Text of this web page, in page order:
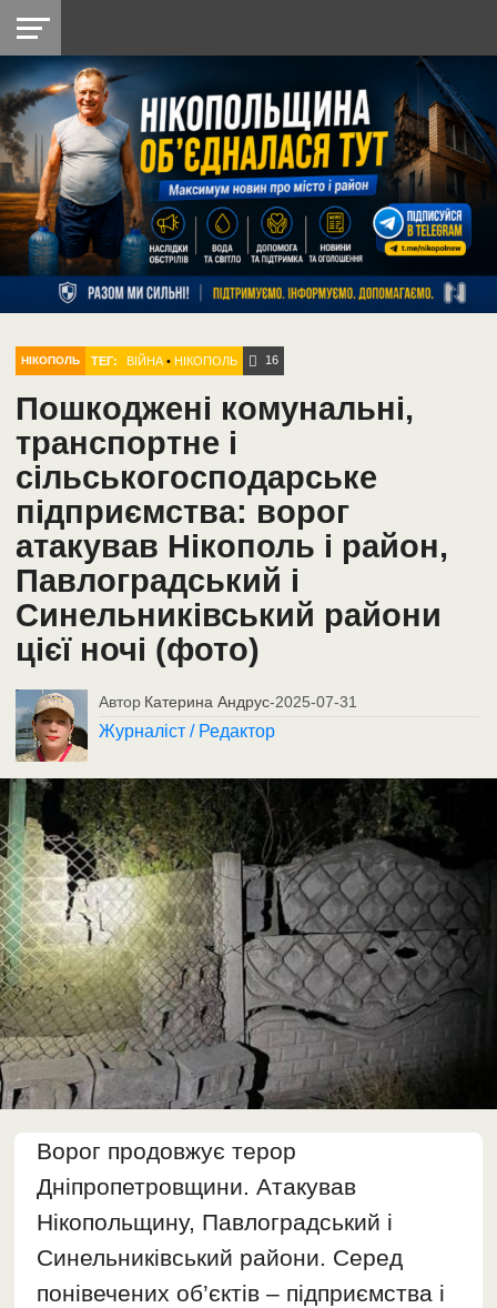
НІКОПОЛЬ
РАЙОН
СІЧЕСЛАВСЬКА
УКРАЇНА
РЕТРО
НІКОПОЛЬ
ЛАЙТ
УКРАЇНА
ДОПОМОГА
РАДІО
НІКОПОЛЬ ТЕГ: ВІЙНА •НІКОПОЛЬ 16
Пошкоджені комунальні,
транспортне і
сільськогосподарське
підприємства: ворог
атакував Нікополь і район,
Павлоградський і
Синельниківський райони
цієї ночі (фото)
Автор Катерина Андрус-2025-07-31
Журналіст / Редактор
Ворог продовжує терор
Дніпропетровщини. Атакував
Нікопольщину, Павлоградський і
Синельниківський райони. Серед
понівечених об’єктів – підприємства і